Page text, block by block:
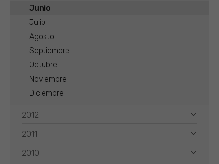
Junio
Julio
Agosto
Septiembre
Octubre
Noviembre
Diciembre
2012
2011
2010